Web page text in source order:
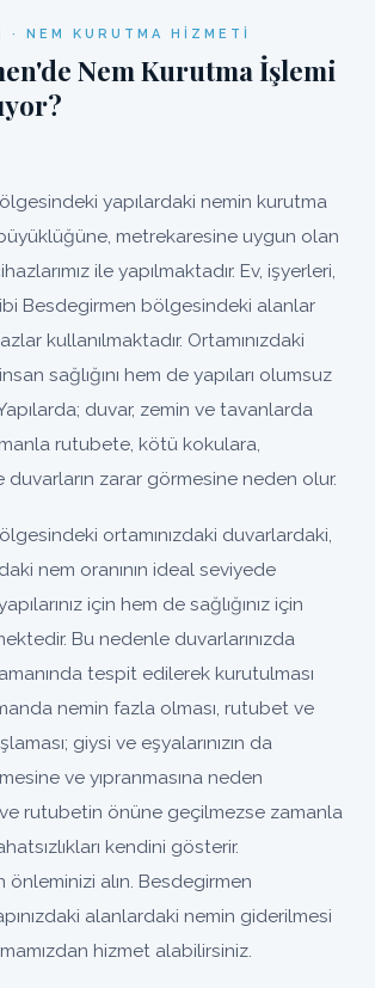
· NEM KURUTMA HIZMETI
Nem Kurutma İşlemi
yapılardaki nemin kurutma
metrekaresine uygun olan
ile yapılmaktadır. Ev, işyerleri,
Besdegirmen bölgesindeki alanlar
kullanılmaktadır. Ortamınızdaki
sağlığını hem de yapıları olumsuz
duvar, zemin ve tavanlarda
rutubete, kötü kokulara,
duvarların zarar görmesine neden olur.
ortamınızdaki duvarlardaki,
nem oranının ideal seviyede
için hem de sağlığınız için
Bu nedenle duvarlarınızda
tespit edilerek kurutulması
nemin fazla olması, rutubet ve
giysi ve eşyalarınızın da
ve yıpranmasına neden
ve rutubetin önüne geçilmezse zamanla
kendini gösterir.
alın. Besdegirmen
alanlardaki nemin giderilmesi
hizmet alabilirsiniz.